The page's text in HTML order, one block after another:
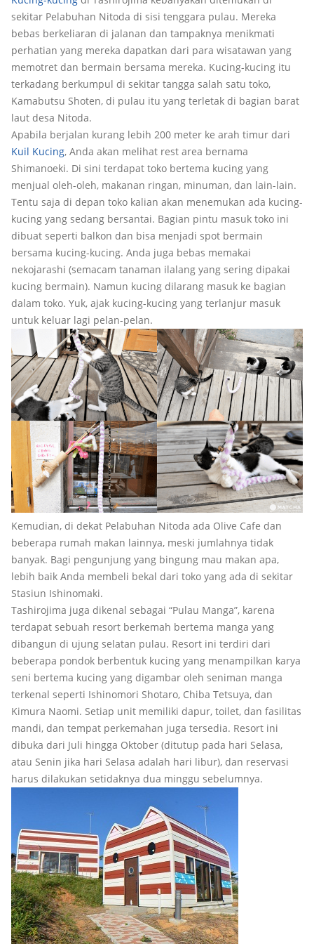
sekitar Pelabuhan Nitoda di sisi tenggara pulau. Mereka
bebas berkeliaran di jalanan dan tampaknya menikmati
perhatian yang mereka dapatkan dari para wisatawan yang
memotret dan bermain bersama mereka. Kucing-kucing itu
terkadang berkumpul di sekitar tangga salah satu toko,
Kamabutsu Shoten, di pulau itu yang terletak di bagian barat
laut desa Nitoda.
Apabila berjalan kurang lebih 200 meter ke arah timur dari
Kuil Kucing, Anda akan melihat rest area bernama
Shimanoeki. Di sini terdapat toko bertema kucing yang
menjual oleh-oleh, makanan ringan, minuman, dan lain-lain.
Tentu saja di depan toko kalian akan menemukan ada kucing-
kucing yang sedang bersantai. Bagian pintu masuk toko ini
dibuat seperti balkon dan bisa menjadi spot bermain
bersama kucing-kucing. Anda juga bebas memakai
nekojarashi (semacam tanaman ilalang yang sering dipakai
kucing bermain). Namun kucing dilarang masuk ke bagian
dalam toko. Yuk, ajak kucing-kucing yang terlanjur masuk
untuk keluar lagi pelan-pelan.
Kemudian, di dekat Pelabuhan Nitoda ada Olive Cafe dan
beberapa rumah makan lainnya, meski jumlahnya tidak
banyak. Bagi pengunjung yang bingung mau makan apa,
lebih baik Anda membeli bekal dari toko yang ada di sekitar
Stasiun Ishinomaki.
Tashirojima juga dikenal sebagai “Pulau Manga”, karena
terdapat sebuah resort berkemah bertema manga yang
dibangun di ujung selatan pulau. Resort ini terdiri dari
beberapa pondok berbentuk kucing yang menampilkan karya
seni bertema kucing yang digambar oleh seniman manga
terkenal seperti Ishinomori Shotaro, Chiba Tetsuya, dan
Kimura Naomi. Setiap unit memiliki dapur, toilet, dan fasilitas
mandi, dan tempat perkemahan juga tersedia. Resort ini
dibuka dari Juli hingga Oktober (ditutup pada hari Selasa,
atau Senin jika hari Selasa adalah hari libur), dan reservasi
harus dilakukan setidaknya dua minggu sebelumnya.